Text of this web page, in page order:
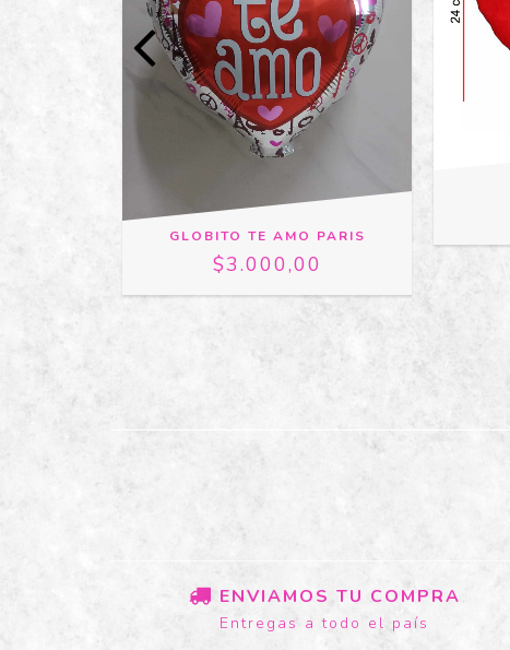
GLOBITO TE AMO PARIS
$3.000,00
ENVIAMOS TU COMPRA
Entregas a todo el país